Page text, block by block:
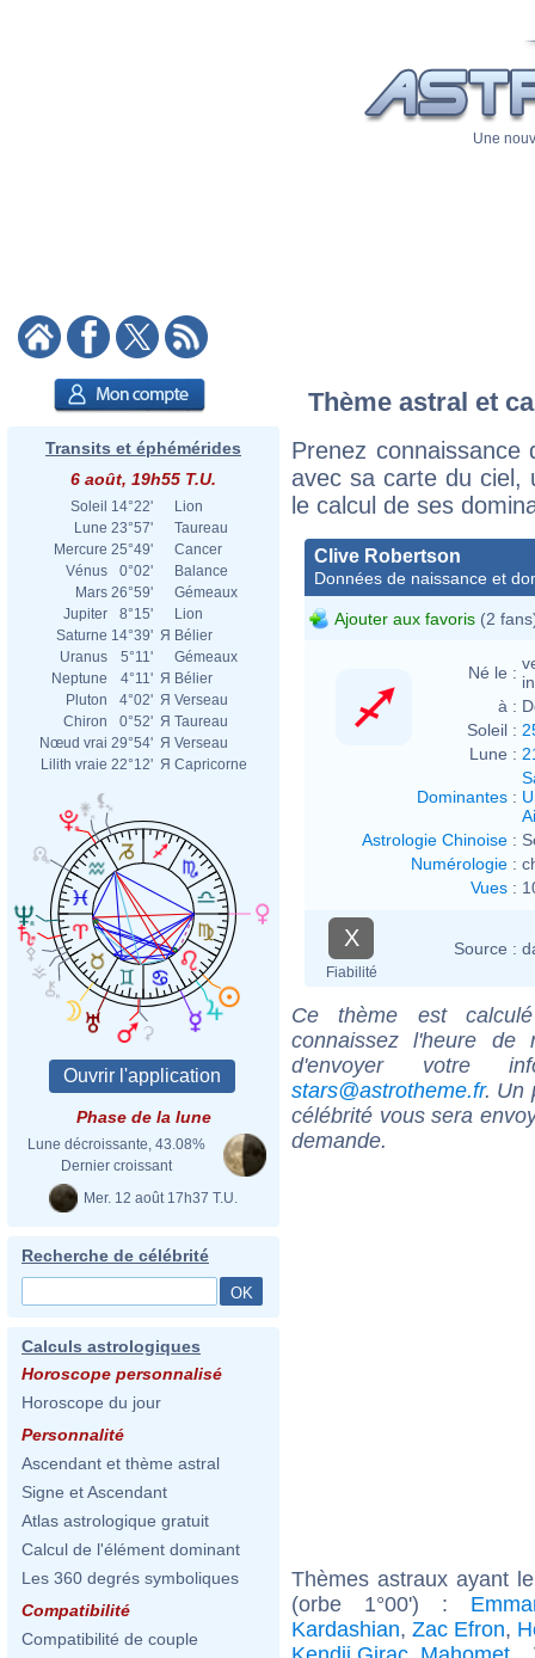
Une
Transits et éphémérides
6 août, 19h55 T.U.
Soleil 14°22'
Lion
Lune 23°57'
Taureau
Mercure 25°49'
Cancer
Vénus
0°02'
Balance
Mars 26°59'
Gémeaux
Jupiter
8°15'
Lion
Saturne 14°39' Я Bélier
Uranus
5°11'
Gémeaux
Neptune
4°11' Я Bélier
Pluton
4°02' Я Verseau
Chiron
0°52' Я Taureau
Nœud vrai 29°54' Я Verseau
Lilith vraie 22°12' Я Capricorne
Phase de la lune
Lune décroissante, 43.08%
Dernier croissant
Mer. 12 août 17h37 T.U.
Recherche de célébrité
Calculs astrologiques
Horoscope personnalisé
Horoscope du jour
Personnalité
Ascendant et thème astral
Signe et Ascendant
Atlas astrologique gratuit
Calcul de l'élément dominant
Les 360 degrés symboliques
Compatibilité
Compatibilité de couple
Thème astral et
Prenez
avec sa carte du ciel,
le calcul de ses
Clive Robertson
Données de naissance et
Ajouter aux favoris (2
Né le :
à :
Soleil :
Lune :
Dominantes :
Astrologie Chinoise :
Numérologie :
Vues :
X
Fiabilité
Source :
Ce thème est
connaissez l'heure de
d'envoyer votre
stars@astrotheme.fr. Un
célébrité vous sera
demande.
Thèmes astraux ayant
(orbe 1°00') :
Kardashian, Zac Efron,